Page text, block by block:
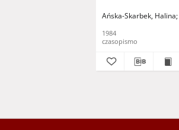
Ańska-Skarbek, Halina
1984
czasopismo